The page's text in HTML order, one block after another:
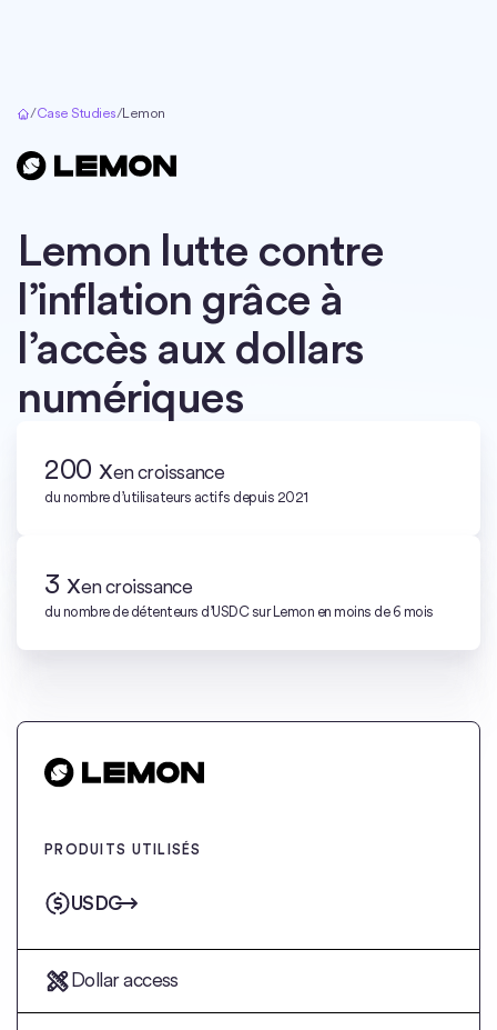
/Case Studies/Lemon
Lemon lutte contre
l’inflation grâce à
l’accès aux dollars
numériques
200 xen croissance
du nombre d’utilisateurs actifs depuis 2021
3 xen croissance
du nombre de détenteurs d’USDC sur Lemon en moins de 6 mois
PRODUITS UTILISÉS
USDC
Dollar access